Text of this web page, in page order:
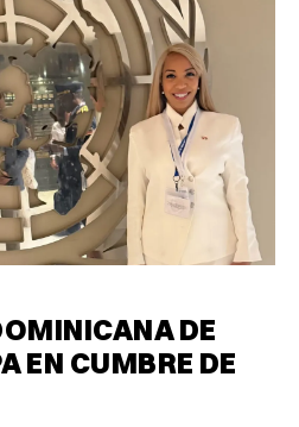
DE
EN CUMBRE DE